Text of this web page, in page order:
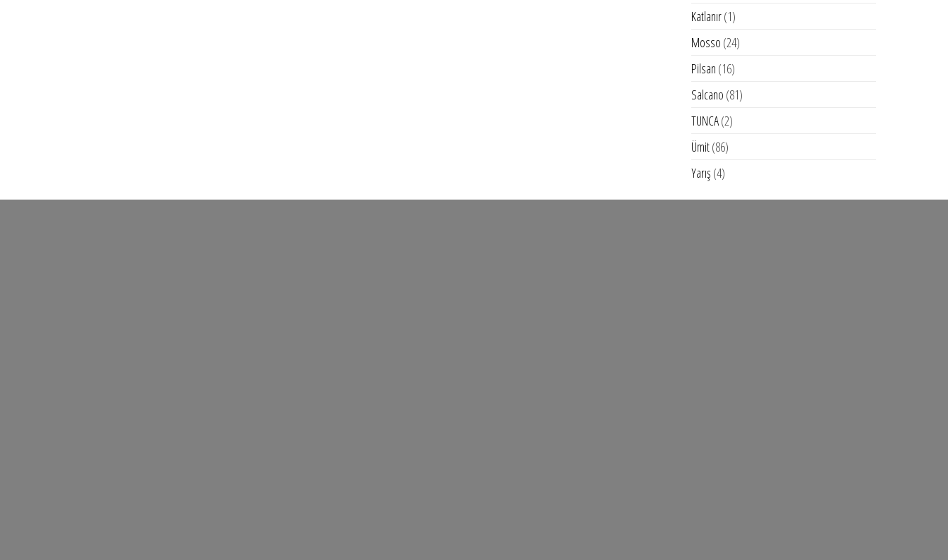
ürün
Katlanır 11
ürün
Mosso 2424
Pilsan 1616
ürün
Salcano 8181
TUNCA 22
Ümit 8686
Yarış 44